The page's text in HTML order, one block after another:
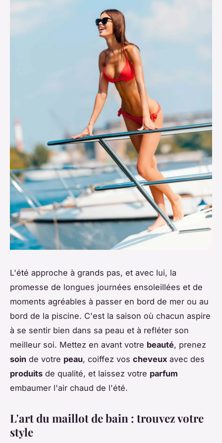
L'été approche à grands pas, et avec lui, la
promesse de longues journées ensoleillées et de
moments agréables à passer en bord de mer ou au
bord de la piscine. C'est la saison où chacun aspire
à se sentir bien dans sa peau et à refléter son
meilleur soi. Mettez en avant votre beauté, prenez
soin de votre peau, coiffez vos cheveux avec des
produits de qualité, et laissez votre parfum
embaumer l'air chaud de l'été.
L'art du maillot de bain : trouvez votre
style